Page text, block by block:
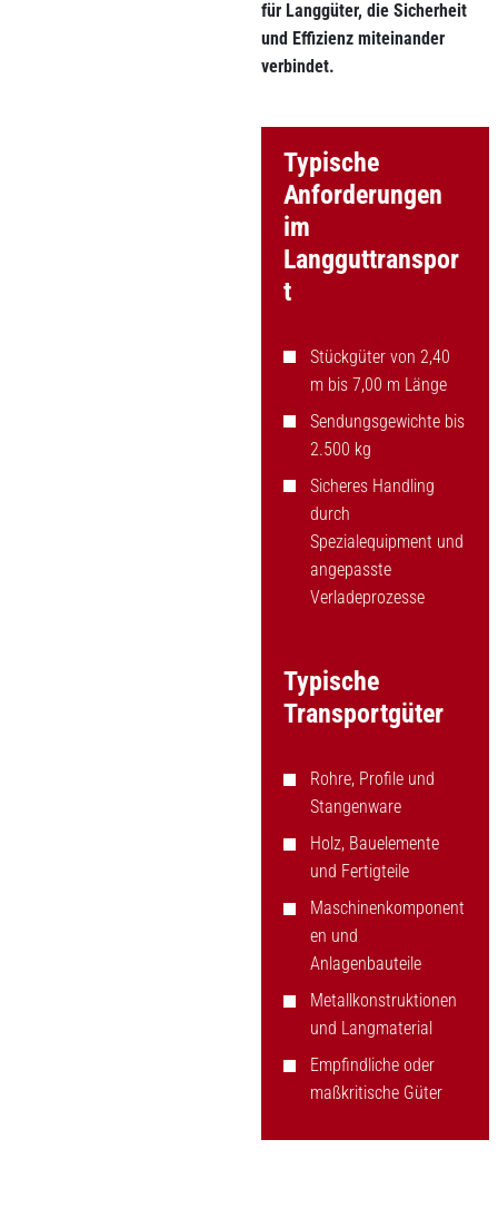
für Langgüter, die Sicherheit
und Effizienz miteinander
verbindet.
Typische
Anforderungen
im
Langguttranspor
t
Stückgüter von 2,40
m bis 7,00 m Länge
Sendungsgewichte bis
2.500 kg
Sicheres Handling
durch
Spezialequipment und
angepasste
Verladeprozesse
Typische
Transportgüter
Rohre, Profile und
Stangenware
Holz, Bauelemente
und Fertigteile
Maschinenkomponent
en und
Anlagenbauteile
Metallkonstruktionen
und Langmaterial
Empfindliche oder
maßkritische Güter